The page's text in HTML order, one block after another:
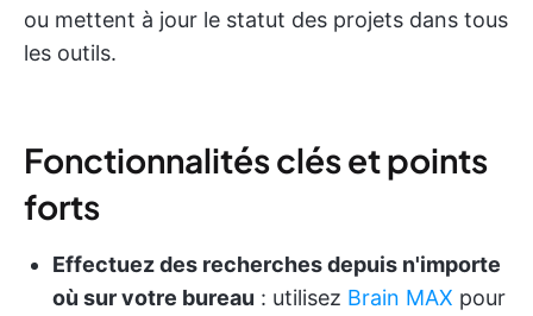
ou mettent à jour le statut des projets dans tous
les outils.
Fonctionnalités clés et points
forts
Effectuez des recherches depuis n'importe
où sur votre bureau : utilisez Brain MAX pour